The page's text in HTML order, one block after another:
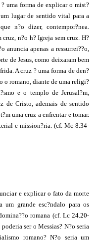
uma forma de explicar o mist?
lugar de sentido vital para a
n?o dizer, contempor?nea.
cruz, n?o h? Igreja sem cruz. H?
anuncia apenas a ressurrei??o,
de Jesus, como deixaram bem
A cruz ? uma forma de den?
o romano, diante de uma religi?
e o templo de Jerusal?m,
de Cristo, ademais de sentido
uma cruz a enfrentar e tomar.
e mission?ria. (cf. Mc 8.34-
e explicar o fato da morte
um grande esc?ndalo para os
romana (cf. Lc 24.20-
ser o Messias? N?o seria
romano? N?o seria um